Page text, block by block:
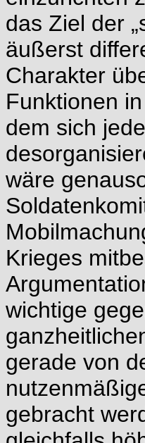
das Ziel der
äußerst
Charakter
Funktionen
dem sich
wäre
Krieges
wichtige
gerade von
gebracht